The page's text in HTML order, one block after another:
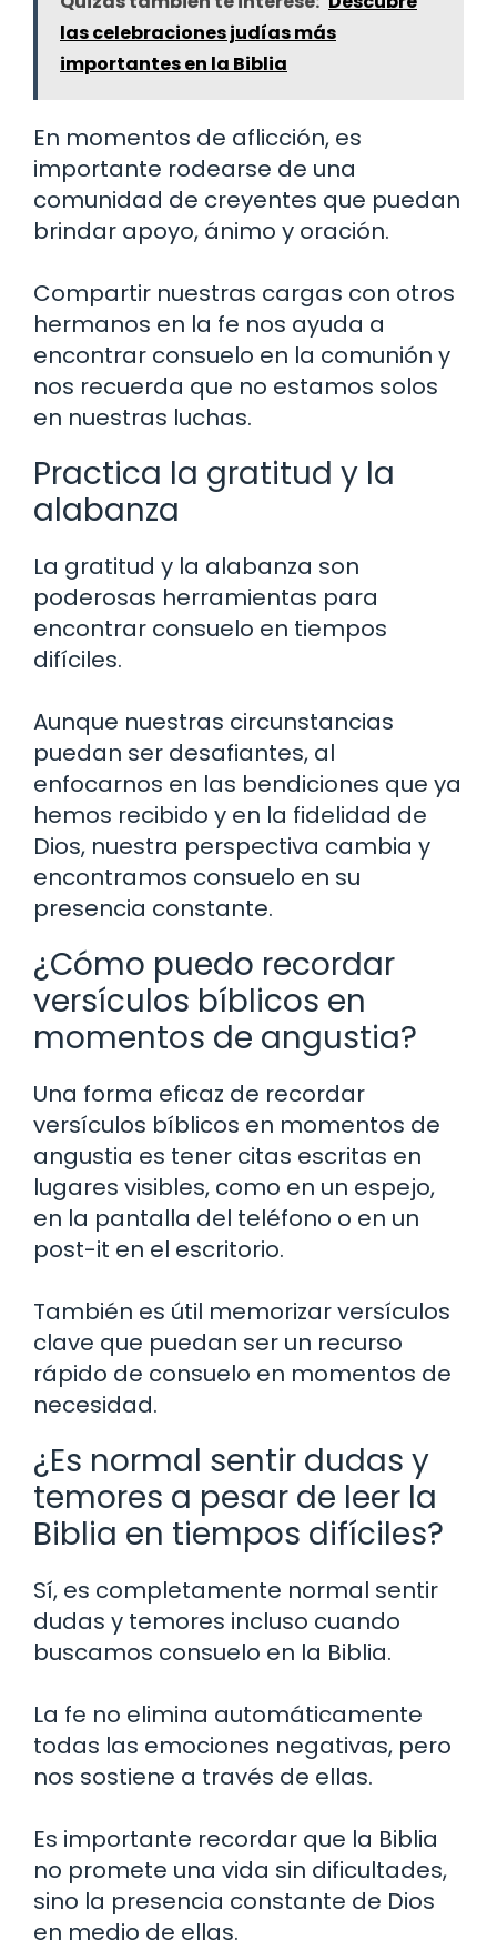
las celebraciones judías más
importantes en la Biblia
En momentos de aflicción, es
importante rodearse de una
comunidad de creyentes que puedan
brindar apoyo, ánimo y oración.
Compartir nuestras cargas con otros
hermanos en la fe nos ayuda a
encontrar consuelo en la comunión y
nos recuerda que no estamos solos
en nuestras luchas.
Practica la gratitud y la
alabanza
La gratitud y la alabanza son
poderosas herramientas para
encontrar consuelo en tiempos
difíciles.
Aunque nuestras circunstancias
puedan ser desafiantes, al
enfocarnos en las bendiciones que ya
hemos recibido y en la fidelidad de
Dios, nuestra perspectiva cambia y
encontramos consuelo en su
presencia constante.
¿Cómo puedo recordar
versículos bíblicos en
momentos de angustia?
Una forma eficaz de recordar
versículos bíblicos en momentos de
angustia es tener citas escritas en
lugares visibles, como en un espejo,
en la pantalla del teléfono o en un
post-it en el escritorio.
También es útil memorizar versículos
clave que puedan ser un recurso
rápido de consuelo en momentos de
necesidad.
¿Es normal sentir dudas y
temores a pesar de leer la
Biblia en tiempos difíciles?
Sí, es completamente normal sentir
dudas y temores incluso cuando
buscamos consuelo en la Biblia.
La fe no elimina automáticamente
todas las emociones negativas, pero
nos sostiene a través de ellas.
Es importante recordar que la Biblia
no promete una vida sin dificultades,
sino la presencia constante de Dios
en medio de ellas.